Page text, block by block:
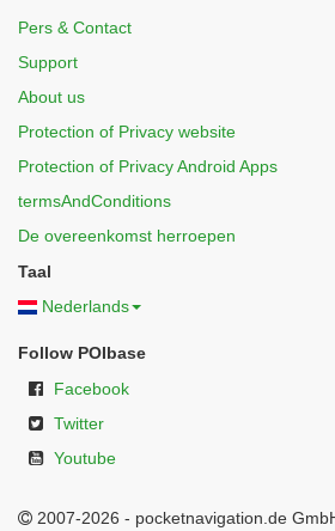
Pers & Contact
Support
About us
Protection of Privacy website
Protection of Privacy Android Apps
termsAndConditions
De overeenkomst herroepen
Taal
Nederlands
Follow POIbase
Facebook
Twitter
Youtube
2007-2026 - pocketnavigation.de